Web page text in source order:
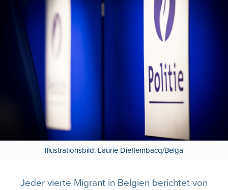
Illustrationsbild: Laurie Dieffembacq/Belga
Jeder vierte Migrant in Belgien berichtet von